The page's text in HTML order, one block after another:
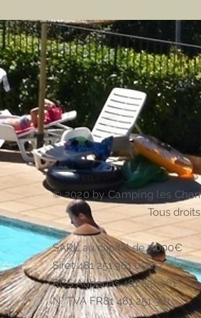
© 2020 by Camping les
Tous
SARL au capital de 7.000€
Siret 481 251 361 00012
RCS Aubenas 481 251 361
N° TVA FR81 481 251 361